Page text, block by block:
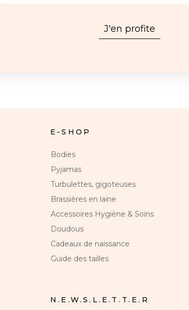
J'en profite
E-SHOP
Bodies
Pyjamas
Turbulettes, gigoteuses
Brassières en laine
Accessoires Hygiène & Soins
Doudous
Cadeaux de naissance
Guide des tailles
N.E.W.S.L.E.T.T.E.R